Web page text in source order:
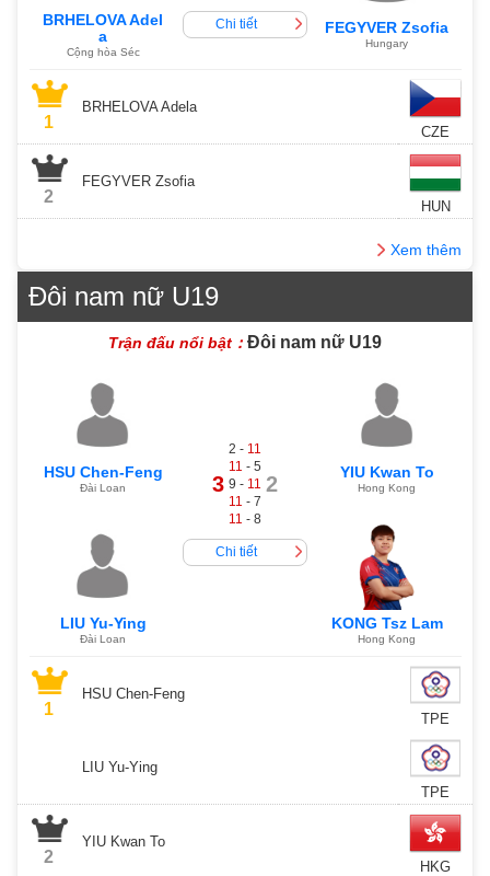
BRHELOVA Adel
a
Cộng hòa Séc
Chi tiết FEGYVER Zsofia
Hungary
1
BRHELOVA Adela
CZE
2
FEGYVER Zsofia
HUN
Xem thêm
Đôi nam nữ U19
Trận đấu nổi bật： Đôi nam nữ U19
HSU Chen-Feng
Đài Loan
LIU Yu-Ying
Đài Loan
3
2 - 11
11 - 5
9 - 11
11 - 7
11 - 8
2
Chi tiết
YIU Kwan To
Hong Kong
KONG Tsz Lam
Hong Kong
1
HSU Chen-Feng
TPE
LIU Yu-Ying
TPE
2
YIU Kwan To
HKG